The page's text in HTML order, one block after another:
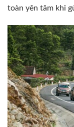
toàn yên tâm khi